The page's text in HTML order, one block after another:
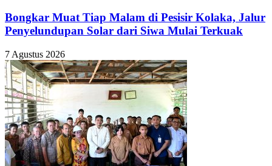
Bongkar Muat Tiap Malam di Pesisir Kolaka, Jalur
Penyelundupan Solar dari Siwa Mulai Terkuak
7 Agustus 2026